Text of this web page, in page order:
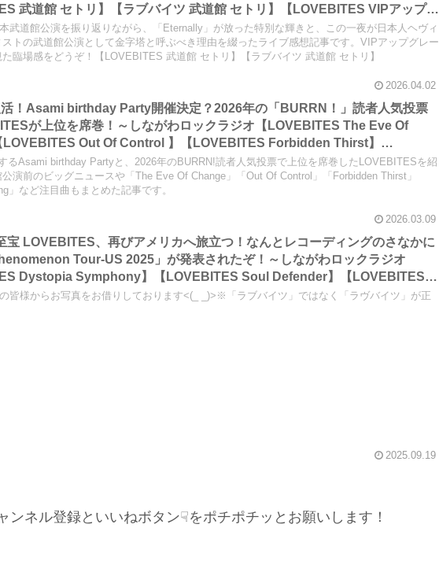
武道館 セトリ】【ラブバイツ 武道館 セトリ】【LOVEBITES VIPアップグ
ト】【LOVEBITES Eternally】【LOVEBITES Under The Red Sky】
】【LOVEBITES Addicted】【LOVEBITES
Dream】【LOVEBITES Swan Song】【LOVEBITES Asami】…
武道館公演を振り返りながら、「Eternally」が放った特別な輝きと、この一夜が日本人ヘヴィ
ストの武道館公演として金字塔と呼ぶべき理由を綴ったライブ感想記事です。VIPアップグレー
た臨場感をどうぞ！【LOVEBITES 武道館 セトリ】【ラブバイツ 武道館 セトリ】
2026.04.02
！Asami birthday Party開催決定？2026年の「BURRN！」読者人気投票
が上位を席巻！～しながわロックラジオ【LOVEBITES The Eve Of
Out Of Control 】【LOVEBITES Forbidden Thirst】
Dream Of King】
るAsami birthday Partyと、2026年のBURRN!読者人気投票で上位を席巻したLOVEBITESを紹
演前のビッグニュースや「The Eve Of Change」「Out Of Control」「Forbidden Thirst」
」など注目曲もまとめた記事です。
2026.03.09
宝 LOVEBITES、再びアメリカへ旅立つ！なんとレコーディングのさなかに
Tour-US 2025」が発表されたぞ！～しながわロックラジオ
Dystopia Symphony】【LOVEBITES Soul Defender】【LOVEBITES
Jail】【LOVEBITES Break The Wall】※大幅な加筆・表などの修正アリ
皆様からお写真をお借りしております<(_ _)>※「ラブバイツ」ではなく「ラヴバイツ」が正
2025.09.19
ンネル登録といいねボタン☟をポチポチッとお願いします！